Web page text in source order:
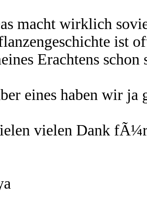
macht wirklich
ist
Erachtens
eines haben wir ja
vielen Dank